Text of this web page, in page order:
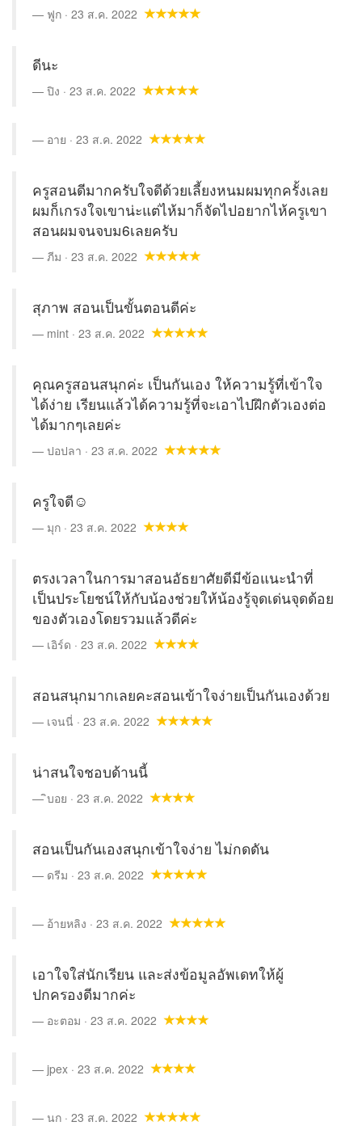
ฟูก · 23 ส.ค. 2022
ดีนะ
ปิง · 23 ส.ค. 2022
อาย · 23 ส.ค. 2022
ครูสอนดีมากครับใจดีด้วยเลี้ยงหนมผมทุกครั้งเลย
ผมก็เกรงใจเขาน่ะแต่ไห้มาก็จัดไปอยากไห้ครูเขา
สอนผมจนจบม6เลยครับ
ภีม · 23 ส.ค. 2022
สุภาพ สอนเป็นขั้นตอนดีค่ะ
mint · 23 ส.ค. 2022
คุณครูสอนสนุกค่ะ เป็นกันเอง ให้ความรู้ที่เข้าใจ
ได้ง่าย เรียนแล้วได้ความรู้ที่จะเอาไปฝึกตัวเองต่อ
ได้มากๆเลยค่ะ
ปอปลา · 23 ส.ค. 2022
ครูใจดี☺
มุก · 23 ส.ค. 2022
ตรงเวลาในการมาสอนอัธยาศัยดีมีข้อแนะนำที่
เป็นประโยชน์ให้กับน้องช่วยให้น้องรู้จุดเด่นจุดด้อย
ของตัวเองโดยรวมแล้วดีค่ะ
เอิร์ด · 23 ส.ค. 2022
สอนสนุกมากเลยคะสอนเข้าใจง่ายเป็นกันเองด้วย
เจนนี่ · 23 ส.ค. 2022
น่าสนใจชอบด้านนี้
ิบอย · 23 ส.ค. 2022
สอนเป็นกันเองสนุกเข้าใจง่าย ไม่กดดัน
ดรีม · 23 ส.ค. 2022
อ้ายหลิง · 23 ส.ค. 2022
เอาใจใส่นักเรียน และส่งข้อมูลอัพเดทให้ผู้
ปกครองดีมากค่ะ
อะตอม · 23 ส.ค. 2022
jpex · 23 ส.ค. 2022
นก · 23 ส.ค. 2022